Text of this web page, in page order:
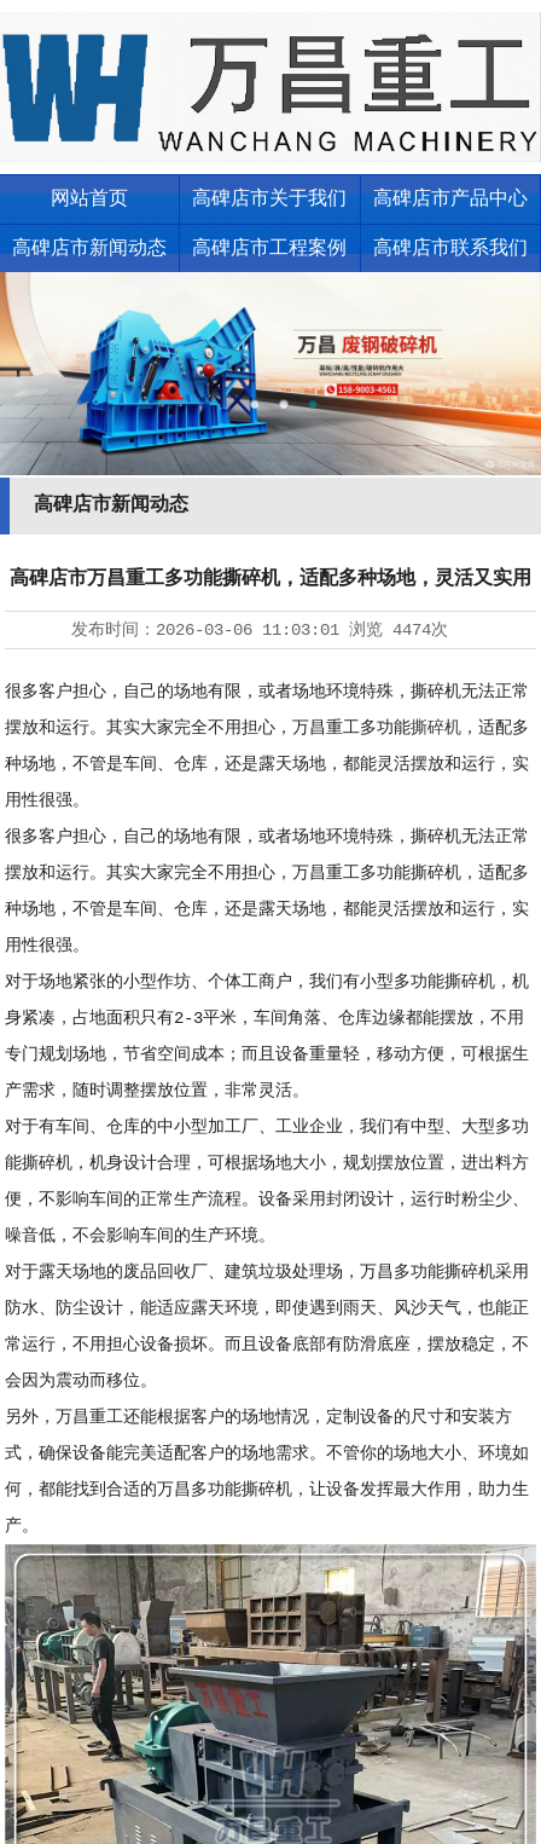
网站首页 高碑店市关于我们 高碑店市产品中心
高碑店市新闻动态 高碑店市工程案例 高碑店市联系我们
高碑店市新闻动态
高碑店市万昌重工多功能撕碎机，适配多种场地，灵活又实用
发布时间： 2026-03-06 11:03:01浏览 4474次
很多客户担心，自己的场地有限，或者场地环境特殊，撕碎机无法正常
摆放和运行。其实大家完全不用担心，万昌重工多功能撕碎机 ，适配多
种场地，不管是车间、仓库，还是露天场地，都能灵活摆放和运行，实
用性很强。
很多客户担心，自己的场地有限，或者场地环境特殊，撕碎机无法正常
摆放和运行。其实大家完全不用担心，万昌重工多功能撕碎机，适配多
种场地，不管是车间、仓库，还是露天场地，都能灵活摆放和运行，实
用性很强。
对于场地紧张的小型作坊、个体工商户，我们有小型多功能撕碎机，机
身紧凑，占地面积只有2-3平米，车间角落、仓库边缘都能摆放，不用
专门规划场地，节省空间成本；而且设备重量轻，移动方便，可根据生
产需求，随时调整摆放位置，非常灵活。
对于有车间、仓库的中小型加工厂、工业企业，我们有中型、大型多功
能撕碎机，机身设计合理，可根据场地大小，规划摆放位置，进出料方
便，不影响车间的正常生产流程。设备采用封闭设计，运行时粉尘少、
噪音低，不会影响车间的生产环境。
对于露天场地的废品回收厂、建筑垃圾处理场，万昌多功能撕碎机采用
防水、防尘设计，能适应露天环境，即使遇到雨天、风沙天气，也能正
常运行，不用担心设备损坏。而且设备底部有防滑底座，摆放稳定，不
会因为震动而移位。
另外，万昌重工还能根据客户的场地情况，定制设备的尺寸和安装方
式，确保设备能完美适配客户的场地需求。不管你的场地大小、环境如
何，都能找到合适的万昌多功能撕碎机，让设备发挥最大作用，助力生
产。